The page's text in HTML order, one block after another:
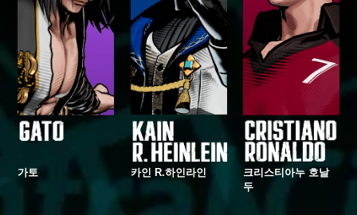
가토 카인 R.하인라인
크리스티아누 호날
두